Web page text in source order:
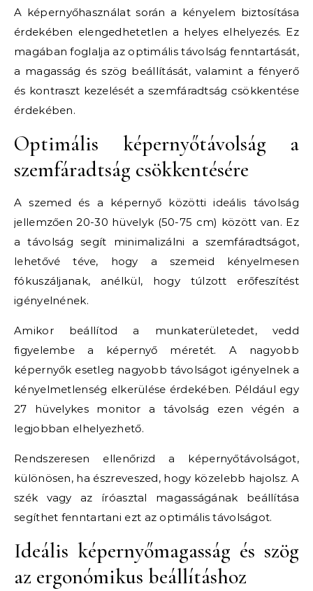
A képernyőhasználat során a kényelem biztosítása
érdekében elengedhetetlen a helyes elhelyezés. Ez
magában foglalja az optimális távolság fenntartását,
a magasság és szög beállítását, valamint a fényerő
és kontraszt kezelését a szemfáradtság csökkentése
érdekében.
Optimális képernyőtávolság a
szemfáradtság csökkentésére
A szemed és a képernyő közötti ideális távolság
jellemzően 20-30 hüvelyk (50-75 cm) között van. Ez
a távolság segít minimalizálni a szemfáradtságot,
lehetővé téve, hogy a szemeid kényelmesen
fókuszáljanak, anélkül, hogy túlzott erőfeszítést
igényelnének.
Amikor beállítod a munkaterületedet, vedd
figyelembe a képernyő méretét. A nagyobb
képernyők esetleg nagyobb távolságot igényelnek a
kényelmetlenség elkerülése érdekében. Például egy
27 hüvelykes monitor a távolság ezen végén a
legjobban elhelyezhető.
Rendszeresen ellenőrizd a képernyőtávolságot,
különösen, ha észreveszed, hogy közelebb hajolsz. A
szék vagy az íróasztal magasságának beállítása
segíthet fenntartani ezt az optimális távolságot.
Ideális képernyőmagasság és szög
az ergonómikus beállításhoz